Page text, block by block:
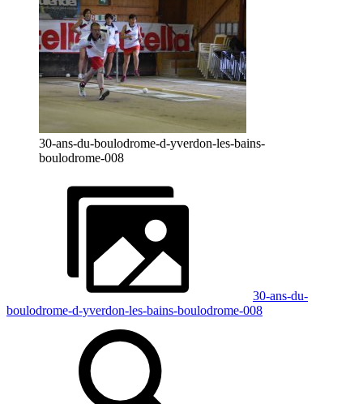
30-ans-du-boulodrome-d-yverdon-les-bains-
boulodrome-008
30-ans-du-
boulodrome-d-yverdon-les-bains-boulodrome-008